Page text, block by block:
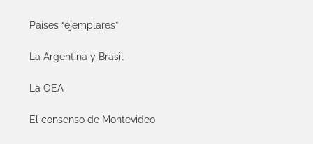
Países “ejemplares”
La Argentina y Brasil
La OEA
El consenso de Montevideo